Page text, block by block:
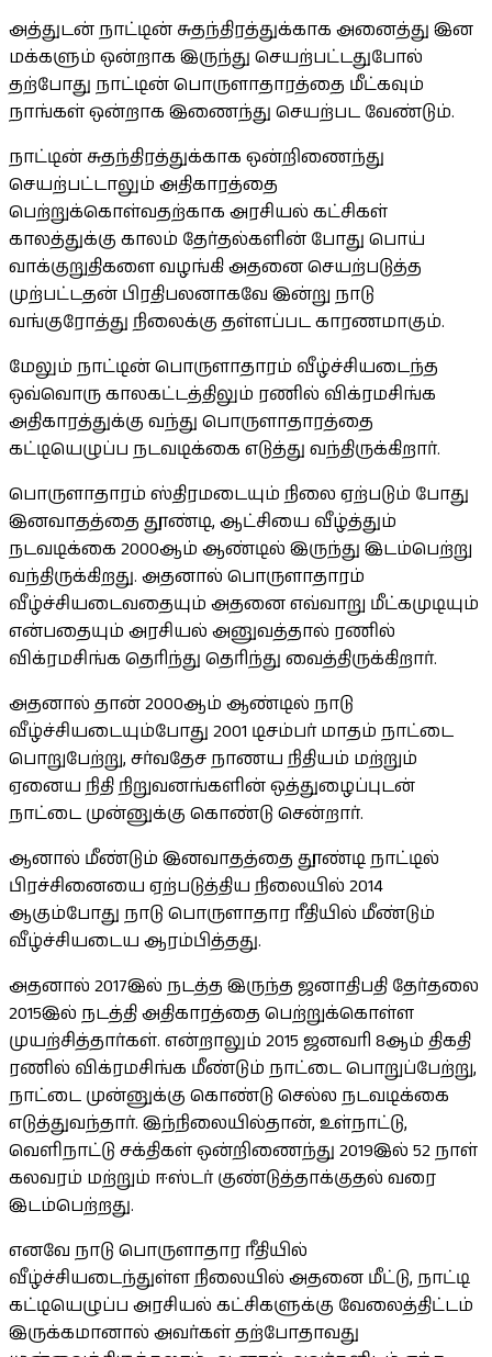
அத்துடன் நாட்டின் சுதந்திரத்துக்காக அனைத்து இன
மக்களும் ஒன்றாக இருந்து செயற்பட்டதுபோல்
தற்போது நாட்டின் பொருளாதாரத்தை மீட்கவும்
நாங்கள் ஒன்றாக இணைந்து செயற்பட வேண்டும்.
நாட்டின் சுதந்திரத்துக்காக ஒன்றிணைந்து
செயற்பட்டாலும் அதிகாரத்தை
பெற்றுக்கொள்வதற்காக அரசியல் கட்சிகள்
காலத்துக்கு காலம் தேர்தல்களின் போது பொய்
வாக்குறுதிகளை வழங்கி அதனை செயற்படுத்த
முற்பட்டதன் பிரதிபலனாகவே இன்று நாடு
வங்குரோத்து நிலைக்கு தள்ளப்பட காரணமாகும்.
மேலும் நாட்டின் பொருளாதாரம் வீழ்ச்சியடைந்த
ஒவ்வொரு காலகட்டத்திலும் ரணில் விக்ரமசிங்க
அதிகாரத்துக்கு வந்து பொருளாதாரத்தை
கட்டியெழுப்ப நடவடிக்கை எடுத்து வந்திருக்கிறார்.
பொருளாதாரம் ஸ்திரமடையும் நிலை ஏற்படும் போது
இனவாதத்தை தூண்டி, ஆட்சியை வீழ்த்தும்
நடவடிக்கை 2000ஆம் ஆண்டில் இருந்து இடம்பெற்று
வந்திருக்கிறது. அதனால் பொருளாதாரம்
வீழ்ச்சியடைவதையும் அதனை எவ்வாறு மீட்கமுடியும்
என்பதையும் அரசியல் அனுவத்தால் ரணில்
விக்ரமசிங்க தெரிந்து தெரிந்து வைத்திருக்கிறார்.
அதனால் தான் 2000ஆம் ஆண்டில் நாடு
வீழ்ச்சியடையும்போது 2001 டிசம்பர் மாதம் நாட்டை
பொறுபேற்று, சர்வதேச நாணய நிதியம் மற்றும்
ஏனைய நிதி நிறுவனங்களின் ஒத்துழைப்புடன்
நாட்டை முன்னுக்கு கொண்டு சென்றார்.
ஆனால் மீண்டும் இனவாதத்தை தூண்டி நாட்டில்
பிரச்சினையை ஏற்படுத்திய நிலையில் 2014
ஆகும்போது நாடு பொருளாதார ரீதியில் மீண்டும்
வீழ்ச்சியடைய ஆரம்பித்தது.
அதனால் 2017இல் நடத்த இருந்த ஜனாதிபதி தேர்தலை
2015இல் நடத்தி அதிகாரத்தை பெற்றுக்கொள்ள
முயற்சித்தார்கள். என்றாலும் 2015 ஜனவரி 8ஆம் திகதி
ரணில் விக்ரமசிங்க மீண்டும் நாட்டை பொறுப்பேற்று,
நாட்டை முன்னுக்கு கொண்டு செல்ல நடவடிக்கை
எடுத்துவந்தார். இந்நிலையில்தான், உள்நாட்டு,
வெளிநாட்டு சக்திகள் ஒன்றிணைந்து 2019இல் 52 நாள்
கலவரம் மற்றும் ஈஸ்டர் குண்டுத்தாக்குதல் வரை
இடம்பெற்றது.
எனவே நாடு பொருளாதார ரீதியில்
வீழ்ச்சியடைந்துள்ள நிலையில் அதனை மீட்டு, நாட்டி
கட்டியெழுப்ப அரசியல் கட்சிகளுக்கு வேலைத்திட்டம்
இருக்கமானால் அவர்கள் தற்போதாவது